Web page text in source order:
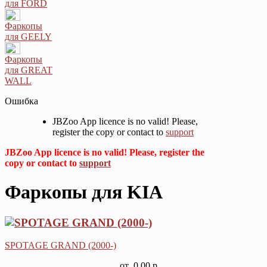
для FORD
Фаркопы
для GEELY
Фаркопы
для GREAT
WALL
Ошибка
JBZoo App licence is no valid! Please,
register the copy or contact to support
JBZoo App licence is no valid! Please, register the
copy or contact to support
Фаркопы для KIA
SPOTAGE GRAND (2000-)